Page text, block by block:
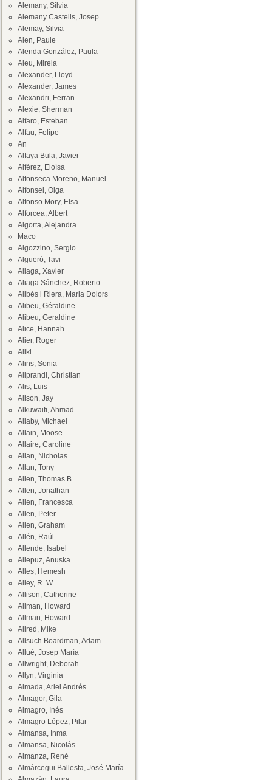
Alemany, Silvia
Alemany Castells, Josep
Alemay, Silvia
Alen, Paule
Alenda González, Paula
Aleu, Mireia
Alexander, Lloyd
Alexander, James
Alexandri, Ferran
Alexie, Sherman
Alfaro, Esteban
Alfau, Felipe
An
Alfaya Bula, Javier
Alférez, Eloísa
Alfonseca Moreno, Manuel
Alfonsel, Olga
Alfonso Mory, Elsa
Alforcea, Albert
Algorta, Alejandra
Maco
Algozzino, Sergio
Algueró, Tavi
Aliaga, Xavier
Aliaga Sánchez, Roberto
Alibés i Riera, Maria Dolors
Alibeu, Géraldine
Alibeu, Geraldine
Alice, Hannah
Alier, Roger
Aliki
Alins, Sonia
Aliprandi, Christian
Alis, Luis
Alison, Jay
Alkuwaifi, Ahmad
Allaby, Michael
Allain, Moose
Allaire, Caroline
Allan, Nicholas
Allan, Tony
Allen, Thomas B.
Allen, Jonathan
Allen, Francesca
Allen, Peter
Allen, Graham
Allén, Raúl
Allende, Isabel
Allepuz, Anuska
Alles, Hemesh
Alley, R. W.
Allison, Catherine
Allman, Howard
Allman, Howard
Allred, Mike
Allsuch Boardman, Adam
Allué, Josep María
Allwright, Deborah
Allyn, Virginia
Almada, Ariel Andrés
Almagor, Gila
Almagro, Inés
Almagro López, Pilar
Almansa, Inma
Almansa, Nicolás
Almanza, René
Almárcegui Ballesta, José María